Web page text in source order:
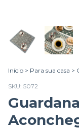
Início > Para sua casa >
SKU: 5072